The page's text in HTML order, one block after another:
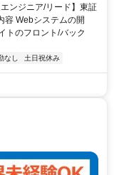
ンジニア/リード】東証
容 Webシステムの開
トのフロント/バック
なし 土日祝休み